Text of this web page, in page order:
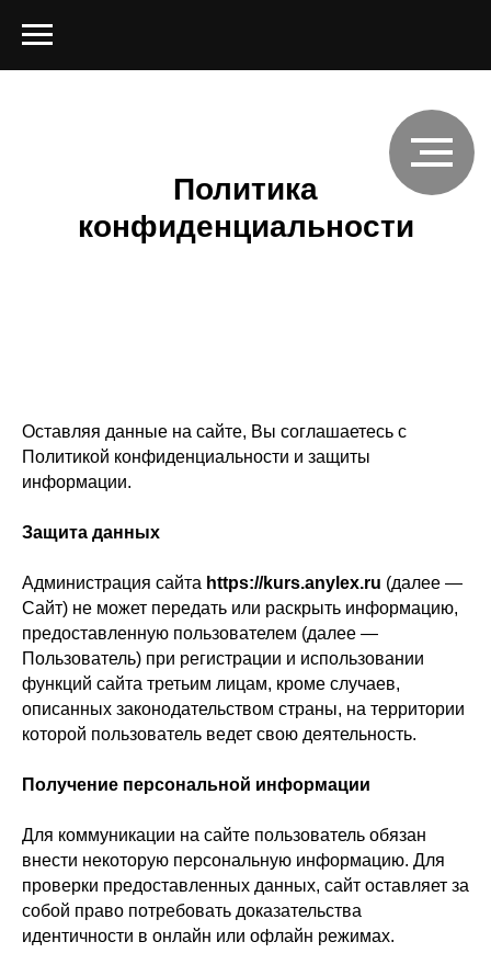
Политика
конфиденциальности
Оставляя данные на сайте, Вы соглашаетесь с
Политикой конфиденциальности и защиты
информации.
Защита данных
Администрация сайта https://kurs.anylex.ru (далее —
Сайт) не может передать или раскрыть информацию,
предоставленную пользователем (далее —
Пользователь) при регистрации и использовании
функций сайта третьим лицам, кроме случаев,
описанных законодательством страны, на территории
которой пользователь ведет свою деятельность.
Получение персональной информации
Для коммуникации на сайте пользователь обязан
внести некоторую персональную информацию. Для
проверки предоставленных данных, сайт оставляет за
собой право потребовать доказательства
идентичности в онлайн или офлайн режимах.